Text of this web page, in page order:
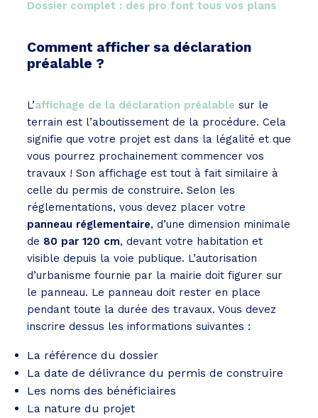
Dossier complet : des pro font tous vos plans
Comment afficher sa déclaration
préalable ?
L’affichage de la déclaration préalable sur le
terrain est l’aboutissement de la procédure. Cela
signifie que votre projet est dans la légalité et que
vous pourrez prochainement commencer vos
travaux ! Son affichage est tout à fait similaire à
celle du permis de construire. Selon les
réglementations, vous devez placer votre
panneau réglementaire, d’une dimension minimale
de 80 par 120 cm, devant votre habitation et
visible depuis la voie publique. L’autorisation
d’urbanisme fournie par la mairie doit figurer sur
le panneau. Le panneau doit rester en place
pendant toute la durée des travaux. Vous devez
inscrire dessus les informations suivantes :
La référence du dossier
La date de délivrance du permis de construire
Les noms des bénéficiaires
La nature du projet